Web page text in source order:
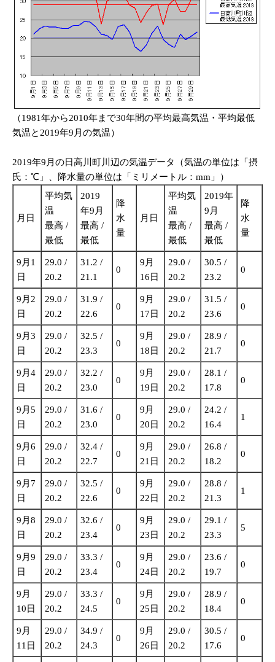
（1981年から2010年まで30年間の平均最高気温・平均最低
気温と2019年9月の気温）
2019年9月の日高川町川辺の気温データ（気温の単位は「摂
氏：℃」、降水量の単位は「ミリメートル：mm」）
月日
平均気
温
最高 /
最低
2019
年9月
最高 /
最低
降
水
量
月日
平均気
温
最高 /
最低
2019年
9月
最高 /
最低
降
水
量
9月1
日
29.0 /
20.2
31.2 /
21.1
0
9月
16日
29.0 /
20.2
30.5 /
23.2
0
9月2
日
29.0 /
20.2
31.9 /
22.6
0
9月
17日
29.0 /
20.2
31.5 /
23.6
0
9月3
日
29.0 /
20.2
32.5 /
23.3
0
9月
18日
29.0 /
20.2
28.9 /
21.7
0
9月4
日
29.0 /
20.2
32.2 /
23.0
0
9月
19日
29.0 /
20.2
28.1 /
17.8
0
9月5
日
29.0 /
20.2
31.6 /
23.0
0
9月
20日
29.0 /
20.2
24.2 /
16.4
1
9月6
日
29.0 /
20.2
32.4 /
22.7
0
9月
21日
29.0 /
20.2
26.8 /
18.2
0
9月7
日
29.0 /
20.2
32.5 /
22.6
0
9月
22日
29.0 /
20.2
28.8 /
21.3
1
9月8
日
29.0 /
20.2
32.6 /
23.4
0
9月
23日
29.0 /
20.2
29.1 /
23.3
5
9月9
日
29.0 /
20.2
33.3 /
23.4
0
9月
24日
29.0 /
20.2
23.6 /
19.7
0
9月
10日
29.0 /
20.2
33.3 /
24.5
0
9月
25日
29.0 /
20.2
28.9 /
18.4
0
9月
11日
29.0 /
20.2
34.9 /
24.3
0
9月
26日
29.0 /
20.2
30.5 /
17.6
0